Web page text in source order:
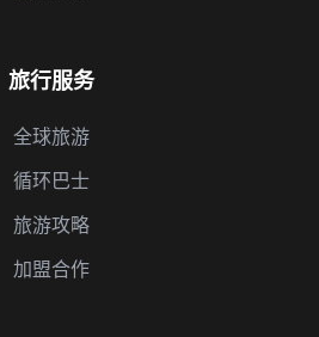
旅行服务
全球旅游
循环巴士
旅游攻略
加盟合作